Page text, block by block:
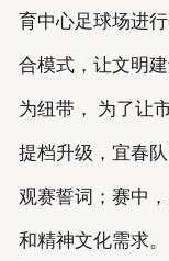
育中心足球场进
合模式，让文明
为纽带， 为了让
提档升级，宜春
观赛誓词；赛中
和精神文化需求。